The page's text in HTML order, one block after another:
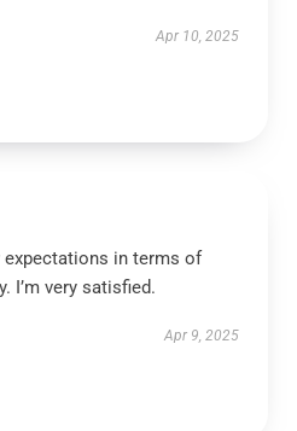
Apr 10, 2025
in terms of
I’m very satisfied.
Apr 9, 2025